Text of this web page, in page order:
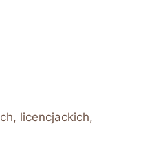
licencjackich,